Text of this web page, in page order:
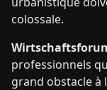
colossale.
professionnels
grand obstacle